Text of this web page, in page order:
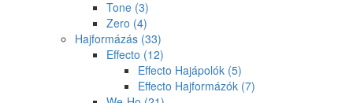
Tone (3)
Zero (4)
Hajformázás (33)
Effecto (12)
Effecto Hajápolók (5)
Effecto Hajformázók (7)